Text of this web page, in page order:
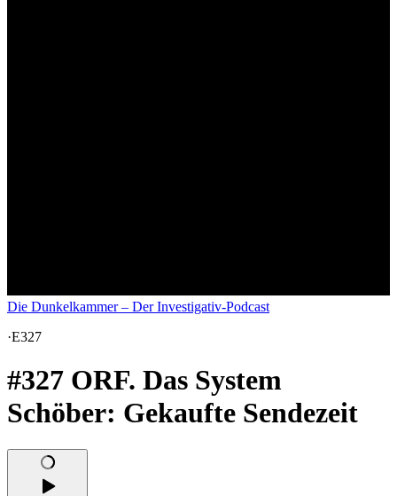
Die Dunkelkammer – Der Investigativ-Podcast
·E327
#327 ORF. Das System
Schöber: Gekaufte Sendezeit